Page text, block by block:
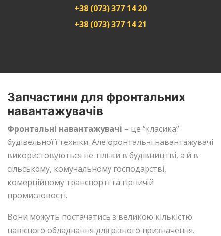
+38 (073) 377 14 20
+38 (073) 377 14 21
Запчастини для фронтальних
навантажувачів
Фронтальні навантажувачі – це “класика”
будівельної ї техніки. Але фронтальні навантажувачі
використовуються не тільки в будівництві, а й в
сільському, комунальному господарстві,
комерційному транспорті та гірничій
промисловості.
Вони можуть постачатись з великою кількістю
навісного обладнання для різного призначення.